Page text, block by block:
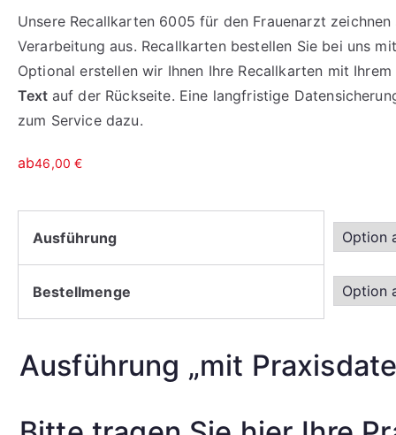
Unsere Recallkarten 6005 für den Frauenarzt
Verarbeitung aus. Recallkarten bestellen Sie bei uns
Optional erstellen wir Ihnen Ihre Recallkarten mit
Text auf der Rückseite. Eine langfristige
zum Service dazu.
ab46,00€
Ausführung
Bestellmenge
Ausführung „mit